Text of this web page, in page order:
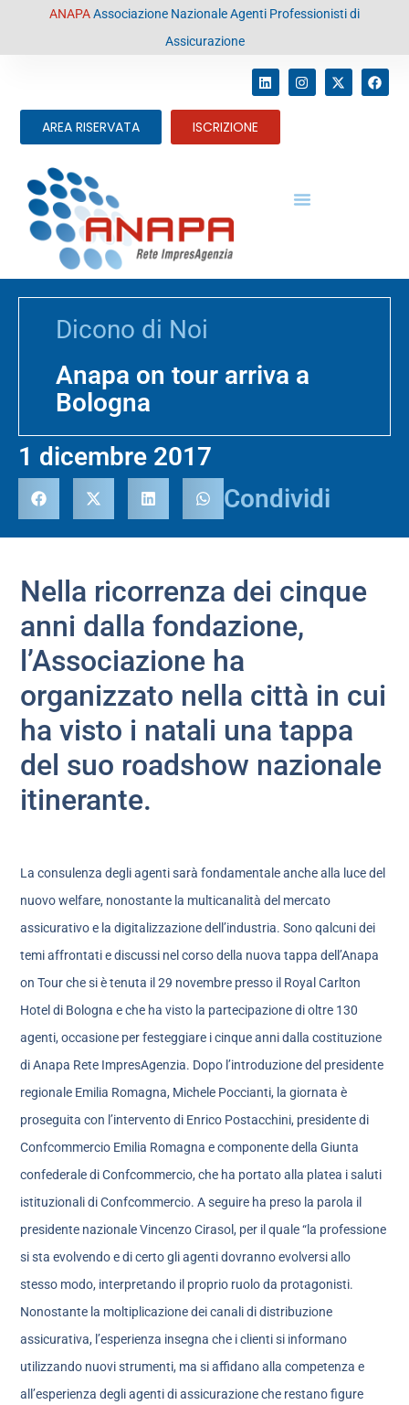
contenutoANAPAAssociazione Nazionale Agenti Professionisti di
Assicurazione
AREA RISERVATA ISCRIZIONE
Dicono di Noi
Anapa on tour arriva a
Bologna
1 dicembre 2017
Condividi
Nella ricorrenza dei cinque
anni dalla fondazione,
l’Associazione ha
organizzato nella città in cui
ha visto i natali una tappa
del suo roadshow nazionale
itinerante.
La consulenza degli agenti sarà fondamentale anche alla luce del
nuovo welfare, nonostante la multicanalità del mercato
assicurativo e la digitalizzazione dell’industria. Sono qalcuni dei
temi affrontati e discussi nel corso della nuova tappa dell’Anapa
on Tour che si è tenuta il 29 novembre presso il Royal Carlton
Hotel di Bologna e che ha visto la partecipazione di oltre 130
agenti, occasione per festeggiare i cinque anni dalla costituzione
di Anapa Rete ImpresAgenzia. Dopo l’introduzione del presidente
regionale Emilia Romagna, Michele Poccianti, la giornata è
proseguita con l’intervento di Enrico Postacchini, presidente di
Confcommercio Emilia Romagna e componente della Giunta
confederale di Confcommercio, che ha portato alla platea i saluti
istituzionali di Confcommercio. A seguire ha preso la parola il
presidente nazionale Vincenzo Cirasol, per il quale “la professione
si sta evolvendo e di certo gli agenti dovranno evolversi allo
stesso modo, interpretando il proprio ruolo da protagonisti.
Nonostante la moltiplicazione dei canali di distribuzione
assicurativa, l’esperienza insegna che i clienti si informano
utilizzando nuovi strumenti, ma si affidano alla competenza e
all’esperienza degli agenti di assicurazione che restano figure